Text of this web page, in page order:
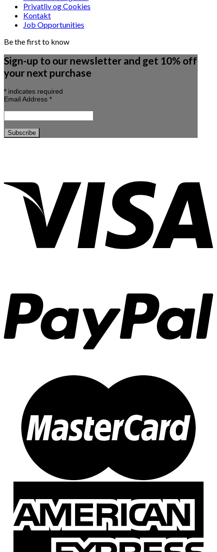
Privatliv og Cookies
Kontakt
Job Opportunities
Be the first to know
Sign-up to our newsletter and get 10% off
your next purchase
* indicates required
Email Address *